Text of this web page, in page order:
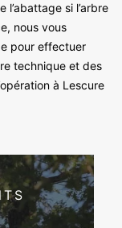
l’abattage si l’arbre
nous vous
pour effectuer
technique et des
à Lescure